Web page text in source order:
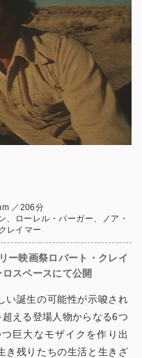
／206分
、ローレル・バーガー、ノア・
レイマー
ー映画祭ロバート・クレイ
スペースにて公開
い誕生の可能性が示唆され
える登場人物からなる6つ
巨大なモザイクを作り出
き残りたちの生活と生きざ